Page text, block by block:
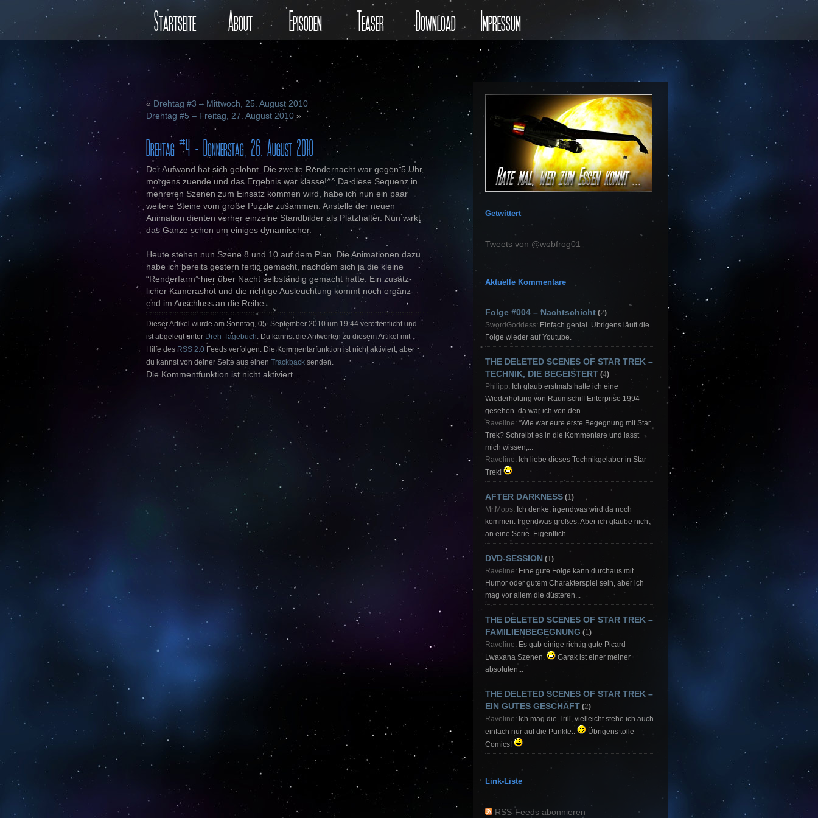
Startseite About Episoden Teaser Download Impressum
« Drehtag #3 – Mittwoch, 25. August 2010
Drehtag #5 – Freitag, 27. August 2010 »
Drehtag #4 – Donnerstag, 26. August 2010
Der Aufwand hat sich gelohnt. Die zweite Rendernacht war gegen 5 Uhr
morgens zuende und das Ergebnis war klasse!^^ Da diese Sequenz in
mehreren Szenen zum Einsatz kommen wird, habe ich nun ein paar
weitere Steine vom große Puzzle zusammen. Anstelle der neuen
Animation dienten vorher einzelne Standbilder als Platzhalter. Nun wirkt
das Ganze schon um einiges dynamischer.
Heute stehen nun Szene 8 und 10 auf dem Plan. Die Animationen dazu
habe ich bereits gestern fertig gemacht, nachdem sich ja die kleine
“Renderfarm” hier über Nacht selbständig gemacht hatte. Ein zusätz-
licher Kamerashot und die richtige Ausleuchtung kommt noch ergänz-
end im Anschluss an die Reihe.
Dieser Artikel wurde am Sonntag, 05. September 2010 um 19:44 veröffentlicht und
ist abgelegt unter Dreh-Tagebuch. Du kannst die Antworten zu diesem Artikel mit
Hilfe des RSS 2.0 Feeds verfolgen. Die Kommentarfunktion ist nicht aktiviert, aber
du kannst von deiner Seite aus einen Trackback senden.
Die Kommentfunktion ist nicht aktiviert.
Getwittert
Tweets von @webfrog01
Aktuelle Kommentare
Folge #004 – Nachtschicht (2)
SwordGoddess: Einfach genial. Übrigens läuft die
Folge wieder auf Youtube.
THE DELETED SCENES OF STAR TREK –
TECHNIK, DIE BEGEISTERT (4)
Philipp: Ich glaub erstmals hatte ich eine
Wiederholung von Raumschiff Enterprise 1994
gesehen. da war ich von den...
Raveline: “Wie war eure erste Begegnung mit Star
Trek? Schreibt es in die Kommentare und lasst
mich wissen,...
Raveline: Ich liebe dieses Technikgelaber in Star
Trek!
AFTER DARKNESS (1 )
Mr.Mops: Ich denke, irgendwas wird da noch
kommen. Irgendwas großes. Aber ich glaube nicht
an eine Serie. Eigentlich...
DVD-SESSION (1 )
Raveline: Eine gute Folge kann durchaus mit
Humor oder gutem Charakterspiel sein, aber ich
mag vor allem die düsteren...
THE DELETED SCENES OF STAR TREK –
FAMILIENBEGEGNUNG (1 )
Raveline: Es gab einige richtig gute Picard –
Lwaxana Szenen.
Garak ist einer meiner
absoluten...
THE DELETED SCENES OF STAR TREK –
EIN GUTES GESCHÄFT (2)
Raveline: Ich mag die Trill, vielleicht stehe ich auch
einfach nur auf die Punkte..
Übrigens tolle
Comics!
Link-Liste
RSS-Feeds abonnieren